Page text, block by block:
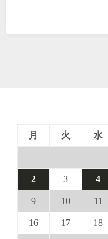
月
火 水
2 3 4
9 10 11
16 17 18